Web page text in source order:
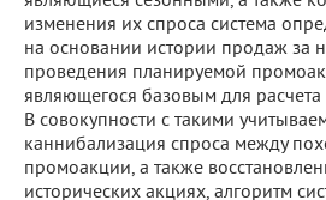
изменения их спроса система
на основании истории продаж за
проведения планируемой
являющегося базовым для расчета
В совокупности с такими
каннибализация спроса между
промоакции, а также
исторических акциях, алгоритм